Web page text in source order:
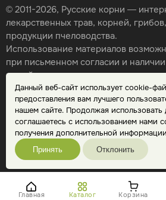
Данный веб-сайт использует cookie-
предоставления вам лучшего
нашем сайте. Продолжая использовать
соглашаетесь с использованием нами
получения дополнительной
Принять Отклонить
Главная Каталог Корзина
© 2011-2026, Русские корни —
лекарственных трав, корней,
продукции пчеловодства.
Использование материалов
при письменном согласии и
на сайт.
Карта сайта
Политика конфиденциальности
Публичная оферта
Обработка персональных данных